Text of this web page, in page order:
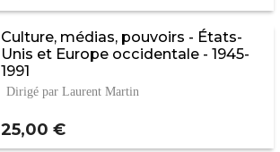
Culture, médias, pouvoirs - États-
Unis et Europe occidentale - 1945-
1991
Dirigé par Laurent Martin
Prix
25,00 €